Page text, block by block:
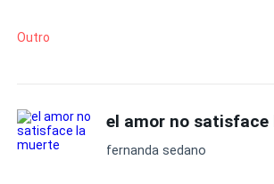
desaparecimento, ele procura cultuar
longe dos crimes no leste americano.
participando de uma caçada juntamente
encontrar o assassino da cidade de
Inspirada nos clássicos de Jeff Lindsay
Outro
el amor no satisface
fernanda sedano